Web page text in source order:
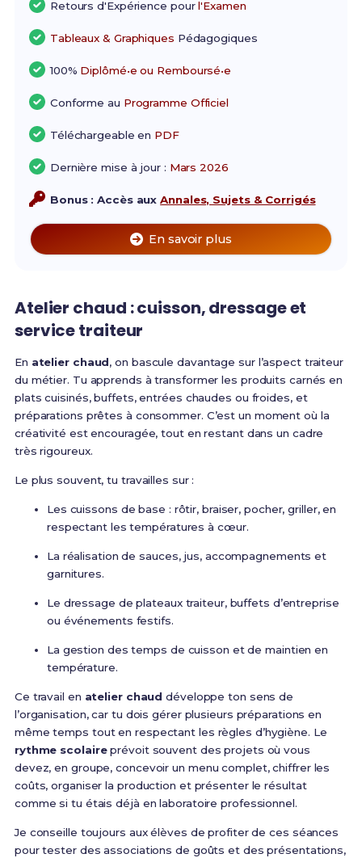
Retours d'Expérience pourl'Examen
Tableaux & Graphiques Pédagogiques
100% Diplômé•e ou Remboursé•e
Conforme au Programme Officiel
Téléchargeable en PDF
Dernière mise à jour : Mars 2026
Bonus : Accès auxAnnales, Sujets & Corrigés
En savoir plus
Atelier chaud : cuisson, dressage et
service traiteur
En atelier chaud, on bascule davantage sur l’aspect traiteur
du métier. Tu apprends à transformer les produits carnés en
plats cuisinés, buffets, entrées chaudes ou froides, et
préparations prêtes à consommer. C’est un moment où la
créativité est encouragée, tout en restant dans un cadre
très rigoureux.
Le plus souvent, tu travailles sur :
Les cuissons de base : rôtir, braiser, pocher, griller, en
respectant les températures à cœur.
La réalisation de sauces, jus, accompagnements et
garnitures.
Le dressage de plateaux traiteur, buffets d’entreprise
ou événements festifs.
La gestion des temps de cuisson et de maintien en
température.
Ce travail en atelier chaud développe ton sens de
l’organisation, car tu dois gérer plusieurs préparations en
même temps tout en respectant les règles d’hygiène. Le
rythme scolaireprévoit souvent des projets où vous
devez, en groupe, concevoir un menu complet, chiffrer les
coûts, organiser la production et présenter le résultat
comme si tu étais déjà en laboratoire professionnel.
Je conseille toujours aux élèves de profiter de ces séances
pour tester des associations de goûts et des présentations,